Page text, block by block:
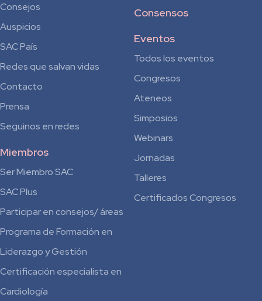
Consejos
Auspicios
SAC País
Redes que salvan vidas
Contacto
Prensa
Seguinos en redes
Miembros
Ser Miembro SAC
SAC Plus
Participar en consejos/ áreas
Programa de Formación en
Liderazgo y Gestión
Certificación especialista en
Cardiología
Consensos
Eventos
Todos los eventos
Congresos
Ateneos
Simposios
Webinars
Jornadas
Talleres
Certificados Congresos